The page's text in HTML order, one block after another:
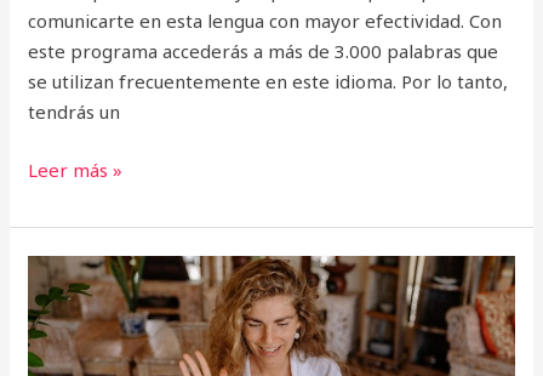
comunicarte en esta lengua con mayor efectividad. Con
este programa accederás a más de 3.000 palabras que
se utilizan frecuentemente en este idioma. Por lo tanto,
tendrás un
Leer más »
Curso
online:
English
for